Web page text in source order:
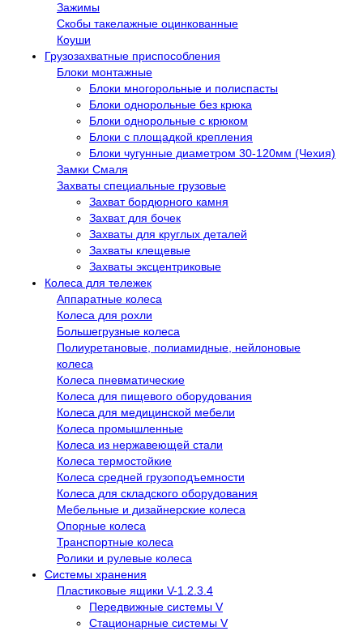
Зажимы
Скобы такелажные оцинкованные
Коуши
Грузозахватные приспособления
Блоки монтажные
Блоки многорольные и полиспасты
Блоки однорольные без крюка
Блоки однорольные с крюком
Блоки с площадкой крепления
Блоки чугунные диаметром 30-120мм (Чехия)
Замки Смаля
Захваты специальные грузовые
Захват бордюрного камня
Захват для бочек
Захваты для круглых деталей
Захваты клещевые
Захваты эксцентриковые
Колеса для тележек
Аппаратные колеса
Колеса для рохли
Большегрузные колеса
Полиуретановые, полиамидные, нейлоновые
колеса
Колеса пневматические
Колеса для пищевого оборудования
Колеса для медицинской мебели
Колеса промышленные
Колеса из нержавеющей стали
Колеса термостойкие
Колеса средней грузоподъемности
Колеса для складского оборудования
Мебельные и дизайнерские колеса
Опорные колеса
Транспортные колеса
Ролики и рулевые колеса
Системы хранения
Пластиковые ящики V-1.2.3.4
Передвижные системы V
Стационарные системы V